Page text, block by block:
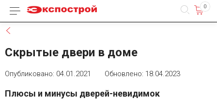
Каталог товаров 0
Скрытые двери в доме
Опубликовано: 04.01.2021 Обновлено: 18.04.2023
Плюсы и минусы дверей-невидимок